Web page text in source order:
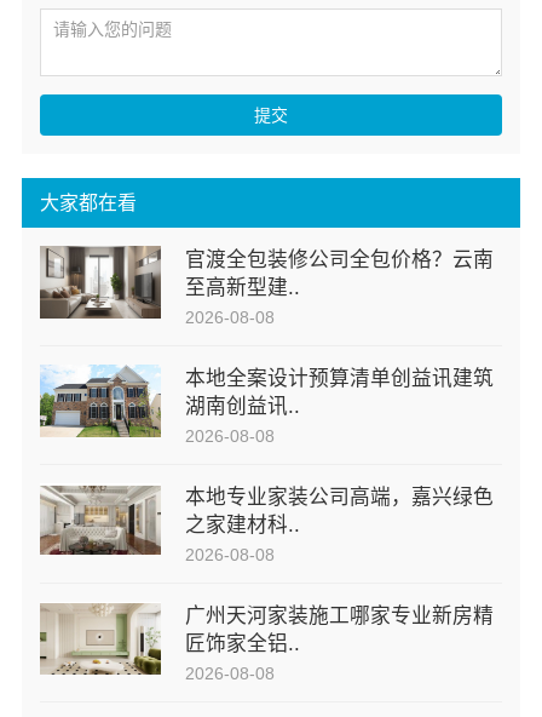
大家都在看
官渡全包装修公司全包价格？云南
至高新型建..
2026-08-08
本地全案设计预算清单创益讯建筑
湖南创益讯..
2026-08-08
本地专业家装公司高端，嘉兴绿色
之家建材科..
2026-08-08
广州天河家装施工哪家专业新房精
匠饰家全铝..
2026-08-08
提交